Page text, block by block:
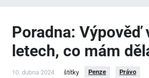
Poradna: Výpověď
letech, co mám
10. dubna 2024 štítky Penze Právo